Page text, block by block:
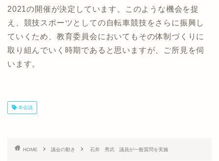
2021の開催が決定しています。このような機会を捉
え、競技スポーツとしての自転車競技をさらに振興し
ていくため、教育委員会においてもその体制づくりに
取り組んでいく時期であると思いますが、ご所見を伺
います。
本会議
HOME 議会の動き 石井 秀武 議員が一般質問を実施